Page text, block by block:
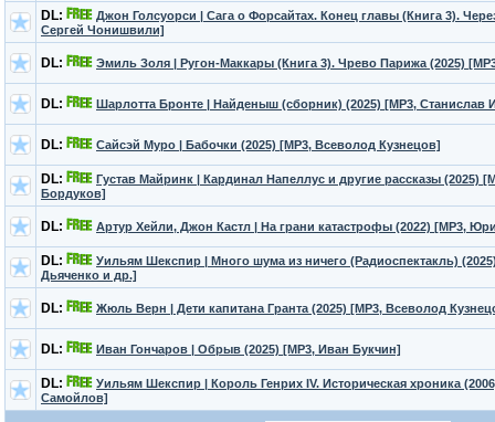
DL:
Джон Голсуорси | Сага о Форсайтах. Конец главы (Книга 3).
Сергей Чонишвили]
DL: Эмиль Золя | Ругон-Маккары (Книга 3). Чрево Парижа (2025)
DL: Шарлотта Бронте | Найденыш (сборник) (2025) [MP3, Станислав
DL: Сайсэй Муро | Бабочки (2025) [MP3, Всеволод Кузнецов]
DL:
Густав Майринк | Кардинал Напеллус и другие рассказы (2025)
Бордуков]
DL: Артур Хейли, Джон Кастл | На грани катастрофы (2022) [MP3,
DL:
Уильям Шекспир | Много шума из ничего (Радиоспектакль)
Дьяченко и др.]
DL: Жюль Верн | Дети капитана Гранта (2025) [MP3, Всеволод
DL: Иван Гончаров | Обрыв (2025) [MP3, Иван Букчин]
DL:
Уильям Шекспир | Король Генрих IV. Историческая хроника
Самойлов]